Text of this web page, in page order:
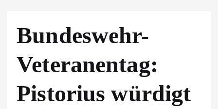
Bundeswehr-
Veteranentag:
Pistorius würdigt